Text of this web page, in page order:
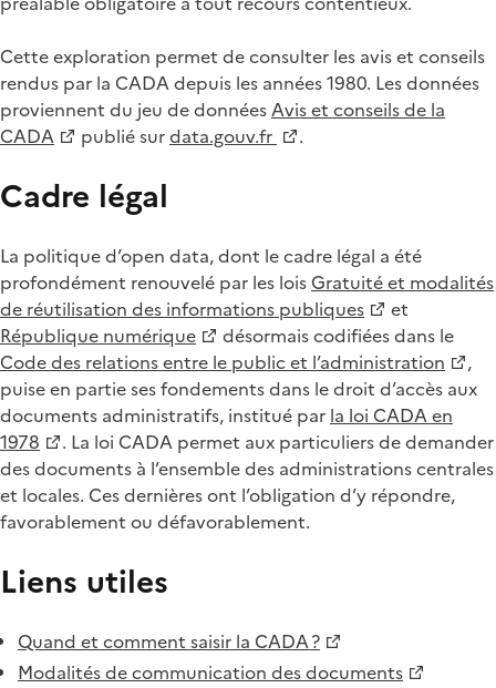
Cette exploration permet de consulter les avis et conseils
rendus par la CADA depuis les années 1980. Les données
proviennent du jeu de donnéesAvis et conseils de la
CADA
publié surdata.gouv.fr .
Cadre légal
La politique d’open data, dont le cadre légal a été
profondément renouvelé par les loisGratuité et modalités
de réutilisation des informations publiques
et
République numérique
désormais codifiées dans le
Code des relations entre le public et l’administration
,
puise en partie ses fondements dans le droit d’accès aux
documents administratifs, institué par la loi CADA en
1978
. La loi CADA permet aux particuliers de demander
des documents à l’ensemble des administrations centrales
et locales. Ces dernières ont l’obligation d’y répondre,
favorablement ou défavorablement.
Liens utiles
Quand et comment saisir la CADA ?
Modalités de communication des documents